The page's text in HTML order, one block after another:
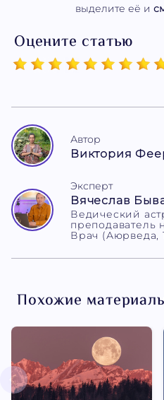
выделите её и
Оцените статью
Автор
Виктория
Эксперт
Вячеслав
Ведический
преподаватель
Врач (Аюрведа,
Похожие